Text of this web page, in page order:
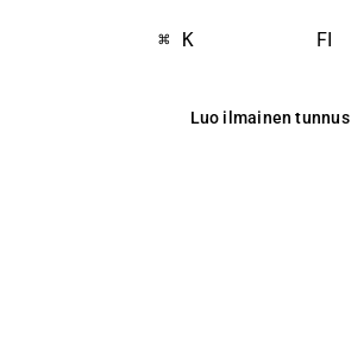
⌘ K FI
Luo ilmainen tunnus